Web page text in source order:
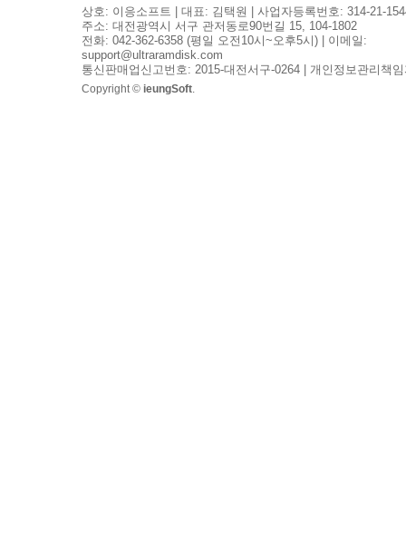
상호: 이응소프트 | 대표: 김택원 | 사업자등록번호: 314-21-
주소: 대전광역시 서구 관저동로90번길 15, 104-1802
전화: 042-362-6358 (평일 오전10시~오후5시) | 이메일:
support@ultraramdisk.com
통신판매업신고번호: 2015-대전서구-0264 | 개인정보관리책
Copyright © ieungSoft.